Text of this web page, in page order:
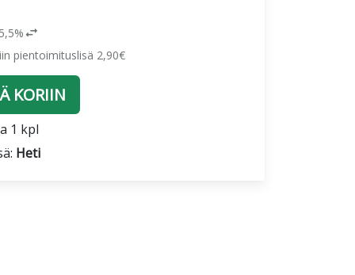
swap_horiz
pientoimituslisä 2,90€
KORIIN
1 kpl
Heti